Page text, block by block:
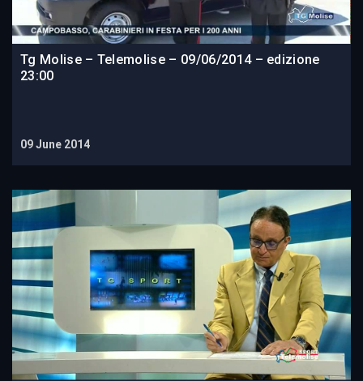
Tg Molise – Telemolise – 09/06/2014 – edizione
23:00
09 June 2014